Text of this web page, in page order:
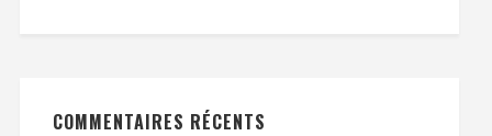
COMMENTAIRES RÉCENTS